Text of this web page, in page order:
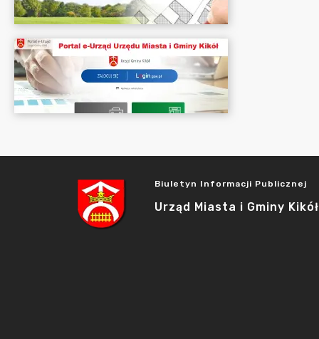
Biuletyn Informacji Publicznej
Urząd Miasta i Gminy Kikół